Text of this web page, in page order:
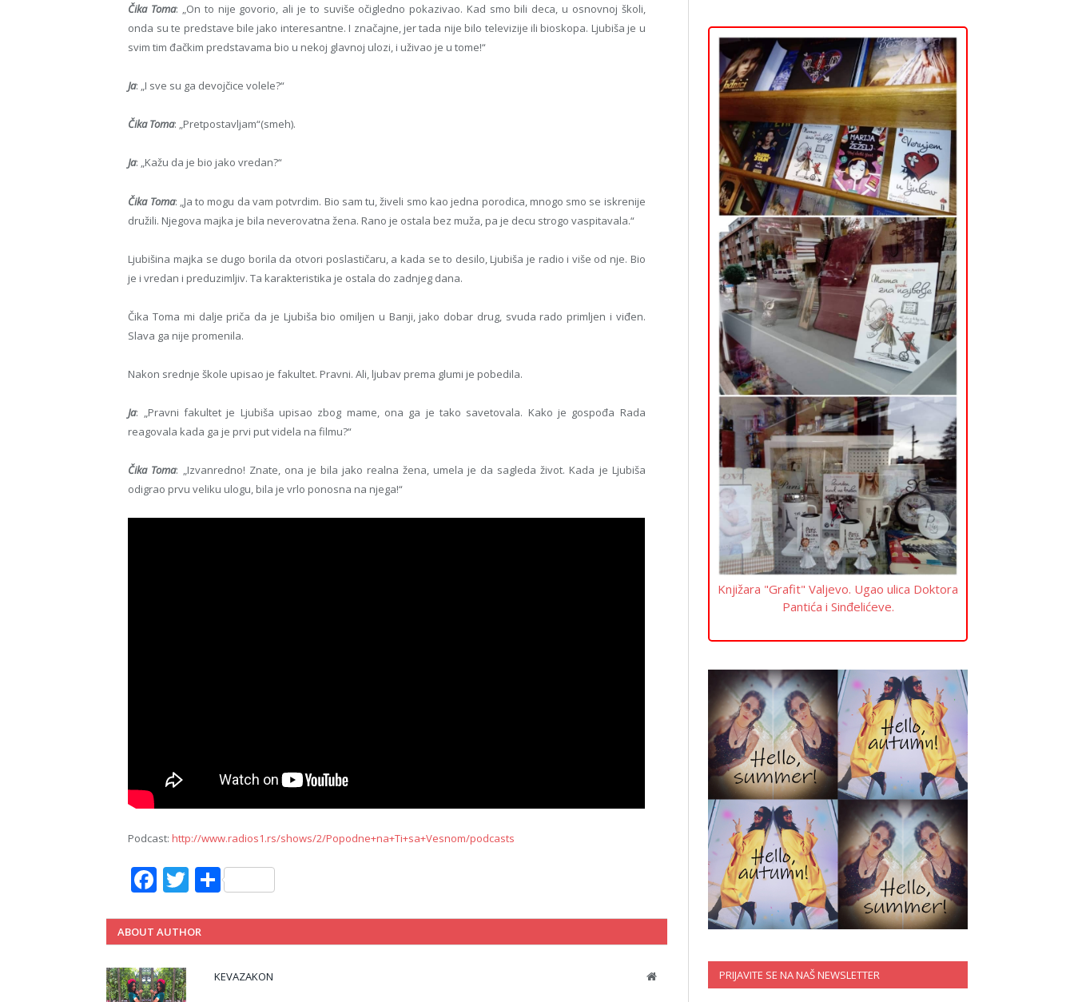
Čika Toma: „On to nije govorio, ali je to suviše očigledno pokazivao. Kad smo bili deca, u osnovnoj školi,
onda su te predstave bile jako interesantne. I značajne, jer tada nije bilo televizije ili bioskopa. Ljubiša je u
svim tim đačkim predstavama bio u nekoj glavnoj ulozi, i uživao je u tome!“
Ja: „I sve su ga devojčice volele?“
Čika Toma: „Pretpostavljam“(smeh).
Ja: „Kažu da je bio jako vredan?“
Čika Toma: „Ja to mogu da vam potvrdim. Bio sam tu, živeli smo kao jedna porodica, mnogo smo se iskrenije
družili. Njegova majka je bila neverovatna žena. Rano je ostala bez muža, pa je decu strogo vaspitavala.“
Ljubišina majka se dugo borila da otvori poslastičaru, a kada se to desilo, Ljubiša je radio i više od nje. Bio
je i vredan i preduzimljiv. Ta karakteristika je ostala do zadnjeg dana.
Čika Toma mi dalje priča da je Ljubiša bio omiljen u Banji, jako dobar drug, svuda rado primljen i viđen.
Slava ga nije promenila.
Nakon srednje škole upisao je fakultet. Pravni. Ali, ljubav prema glumi je pobedila.
Ja: „Pravni fakultet je Ljubiša upisao zbog mame, ona ga je tako savetovala. Kako je gospođa Rada
reagovala kada ga je prvi put videla na filmu?“
Čika Toma: „Izvanredno! Znate, ona je bila jako realna žena, umela je da sagleda život. Kada je Ljubiša
odigrao prvu veliku ulogu, bila je vrlo ponosna na njega!“
Podcast:http://www.radios1.rs/shows/2/Popodne+na+Ti+sa+Vesnom/podcasts
Facebook
Twitter
Share
ABOUT AUTHOR
KEVAZAKON Website
Knjižara "Grafit" Valjevo. Ugao ulica Doktora
Pantića i Sinđelićeve.
PRIJAVITE SE NA NAŠ NEWSLETTER